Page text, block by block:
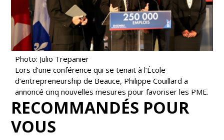
Photo: Julio Trepanier
Lors d’une conférence qui se tenait à l’École
d’entrepreneurship de Beauce, Philippe Couillard a
annoncé cinq nouvelles mesures pour favoriser les PME.
RECOMMANDÉS POUR
VOUS